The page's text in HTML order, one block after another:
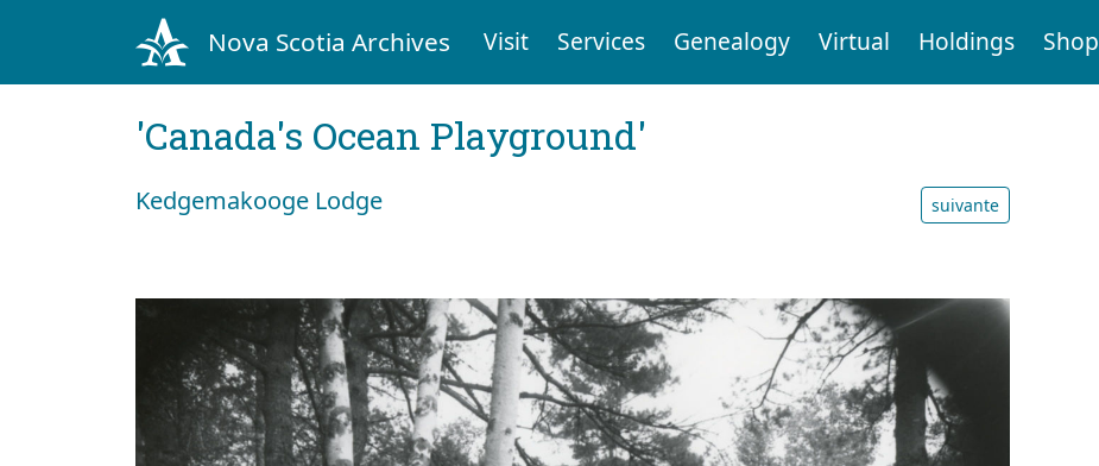
Nova Scotia Archives Visit Services Genealogy Virtual Holdings Shop
'Canada's Ocean Playground'
Kedgemakooge Lodge suivante